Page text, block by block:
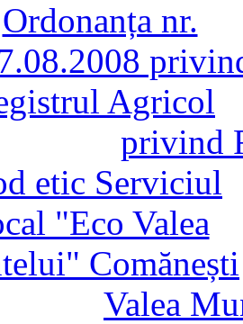
privind
Valea